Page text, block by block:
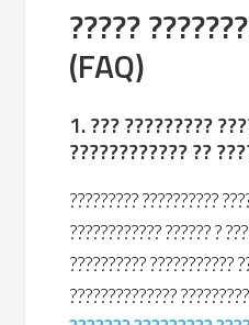
?????
(FAQ)
1. ??? ?????????
???????????? ??
????????? ??????????
???????????? ?????? ?
?????????? ???????????
??????????????